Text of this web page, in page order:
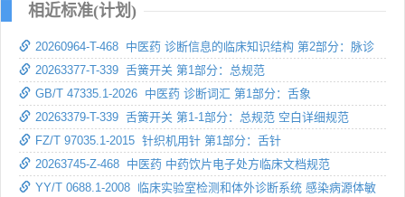
相近标准(计划)
20260964-T-468 中医药 诊断信息的临床知识结构 第2部分：脉诊
20263377-T-339 舌簧开关 第1部分：总规范
GB/T 47335.1-2026 中医药 诊断词汇 第1部分：舌象
20263379-T-339 舌簧开关 第1-1部分：总规范 空白详细规范
FZ/T 97035.1-2015 针织机用针 第1部分：舌针
20263745-Z-468 中医药 中药饮片电子处方临床文档规范
YY/T 0688.1-2008 临床实验室检测和体外诊断系统 感染病源体敏